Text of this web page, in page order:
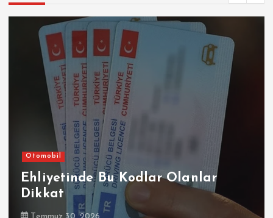
Otomobil Şirketler
Sompo Sigorta, Renault, Dacia ve
Alpine Marka Kasko